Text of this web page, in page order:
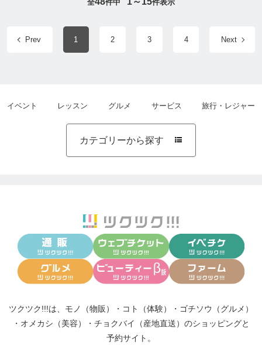
全 件中 件表示
Prev 1 2 3 4 Next
イベント レッスン グルメ サービス 旅行・レジャー
カテゴリーから探す 
ツクツク!!!は、 モノ（物販） ・ コト（体験） ・ ゴチソウ（グルメ）
・ オメカシ（美容） ・ チョクバイ（産地直送） のショッピングと
予約サイト。